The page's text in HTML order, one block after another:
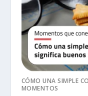
CÓMO UNA SIMPLE
MOMENTOS